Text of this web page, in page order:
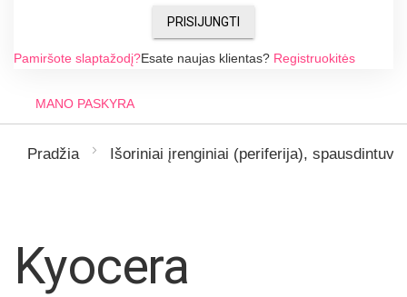
PRISIJUNGTI
Pamiršote slaptažodį?Esate naujas klientas? Registruokitės
MANO PASKYRA
Pradžia Išoriniai įrenginiai (periferija), spausdintuvai
Kyocera